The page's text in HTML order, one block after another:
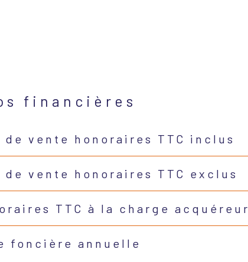
financières
Valeurs
de vente honoraires TTC inclus
de vente honoraires TTC exclus
TTC à la charge acquéreur
foncière annuelle